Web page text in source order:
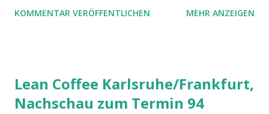
Meeting? Um sich auf den aktuellen Stand zu bringen? Um
nachzuhalten?
KOMMENTAR VERÖFFENTLICHEN MEHR ANZEIGEN
Lean Coffee Karlsruhe/Frankfurt,
Nachschau zum Termin 94